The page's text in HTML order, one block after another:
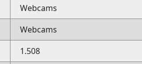
Webcams
Webcams
1.508